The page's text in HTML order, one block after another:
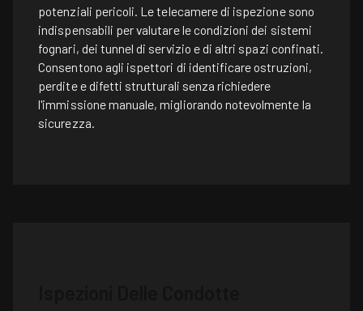
potenziali pericoli. Le telecamere di ispezione sono
indispensabili per valutare le condizioni dei sistemi
fognari, dei tunnel di servizio e di altri spazi confinati.
Consentono agli ispettori di identificare ostruzioni,
perdite e difetti strutturali senza richiedere
l'immissione manuale, migliorando notevolmente la
sicurezza.